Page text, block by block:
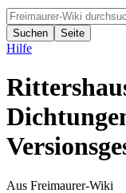
Hilfe
Aus Freimaurer-Wiki